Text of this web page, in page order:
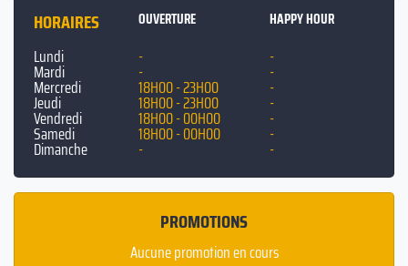
HORAIRES OUVERTURE HAPPY HOUR
Lundi - -
Mardi - -
Mercredi 18H00 - 23H00 -
Jeudi 18H00 - 23H00 -
Vendredi 18H00 - 00H00 -
Samedi 18H00 - 00H00 -
Dimanche - -
PROMOTIONS
Aucune promotion en cours